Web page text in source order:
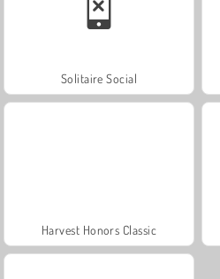
Solitaire Social
Harvest Honors Classic